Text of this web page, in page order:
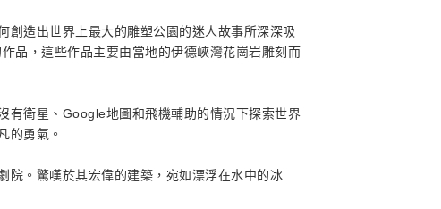
創造出世界上最大的雕塑公園的迷人故事所深深吸
品，這些作品主要由當地的伊德峽灣花崗岩雕刻而
有衛星、Google地圖和飛機輔助的情況下探索世界
的勇氣。
。驚嘆於其宏偉的建築，宛如漂浮在水中的冰